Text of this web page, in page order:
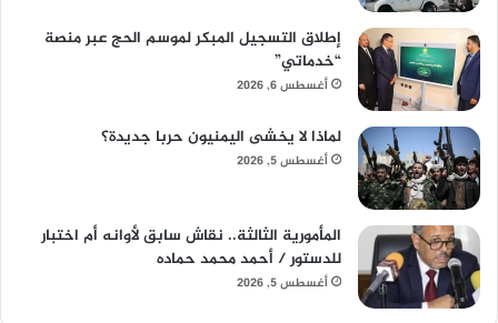
إطلاق التسجيل المبكر لموسم الحج عبر منصة
“خدماتي”
أغسطس 6, 2026
لماذا لا يخشى اليمنيون حربا جديدة؟
أغسطس 5, 2026
المأمورية الثالثة.. نقاش سابق لأوانه أم اختبار
للدستور / أحمد محمد حماده
أغسطس 5, 2026